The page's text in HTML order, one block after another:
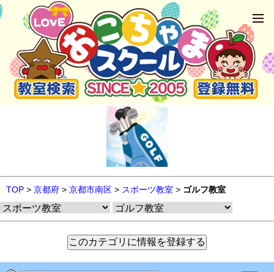
TOP > 京都府 > 京都市南区 > スポーツ教室 > ゴルフ教室